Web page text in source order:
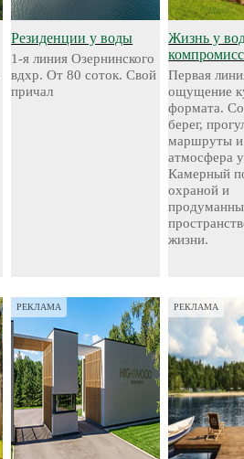
Резиденции у воды
1-я линия Озернинского
вдхр. От 80 соток. Свой
причал
Жизнь у
Первая
ощущение
формата.
берег,
маршруты и
атмосфера
Камерный
охраной и
жизни.
РЕКЛАМА РЕКЛАМА